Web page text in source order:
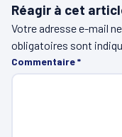
Réagir à cet
Votre adresse e-mail
obligatoires sont
Commentaire*